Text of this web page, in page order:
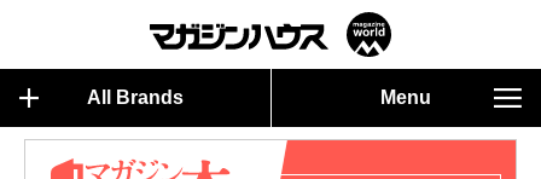
All Brands Menu